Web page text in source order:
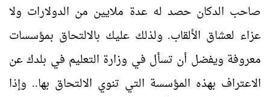
صاحب الدكان حصد له عدة ملايين من الدولارات ولا
عزاء لعشاق الألقاب. ولذلك عليك بالالتحاق بمؤسسات
معروفة ويفضل أن تسأل في وزارة التعليم في بلدك عن
الاعتراف بهذه المؤسسة التي تنوي الالتحاق بها.. وإذا